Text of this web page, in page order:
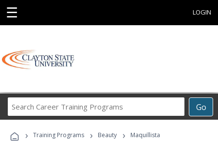
☰ LOGIN
Go
Career
Programs
› Training Programs › Beauty › Maquillista